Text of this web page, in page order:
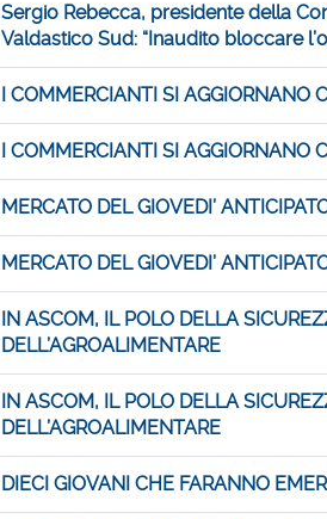
Sergio Rebecca, presidente della
Valdastico Sud: “Inaudito bloccare
I COMMERCIANTI SI AGGIORNANO
I COMMERCIANTI SI AGGIORNANO
MERCATO DEL GIOVEDI’
MERCATO DEL GIOVEDI’
IN ASCOM, IL POLO DELLA
DELL’AGROALIMENTARE
IN ASCOM, IL POLO DELLA
DELL’AGROALIMENTARE
DIECI GIOVANI CHE FARANNO